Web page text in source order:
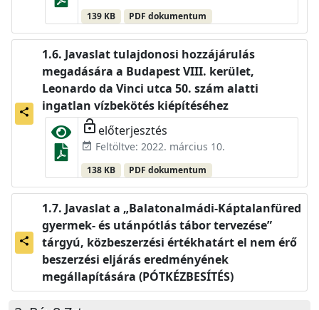
139 KB PDF dokumentum
share
Javaslat tulajdonosi hozzájárulás
megadására a Budapest VIII. kerület,
Leonardo da Vinci utca 50. szám alatti
ingatlan vízbekötés kiépítéséhez
lock_open előterjesztés
event_available Feltöltve: 2022. március 10.
138 KB PDF dokumentum
share
Javaslat a „Balatonalmádi-Káptalanfüred
gyermek- és utánpótlás tábor tervezése”
tárgyú, közbeszerzési értékhatárt el nem érő
beszerzési eljárás eredményének
megállapítására (PÓTKÉZBESÍTÉS)